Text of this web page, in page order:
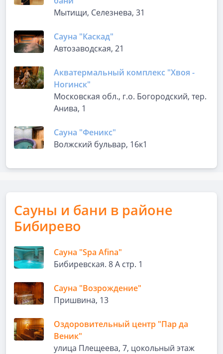
Мытищи, Селезнева, 31
Сауна "Каскад"
Автозаводская, 21
Акватермальный комплекс "Хвоя -
Ногинск"
Московская обл., г.о. Богородский, тер.
Анива, 1
Сауна "Феникс"
Волжский бульвар, 16к1
Сауны и бани в районе
Бибирево
Сауна "Spa Afina"
Бибиревская. 8 А стр. 1
Сауна "Возрождение"
Пришвина, 13
Оздоровительный центр "Пар да
Веник"
улица Плещеева, 7, цокольный этаж